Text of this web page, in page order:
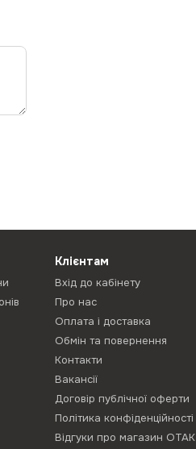
Клієнтам
Вхід до кабінету
Про нас
Оплата і доставка
Обмін та повернення
Контакти
Вакансії
Договір публічної оферти
Політика конфіденційності
Відгуки про магазин ОТАК